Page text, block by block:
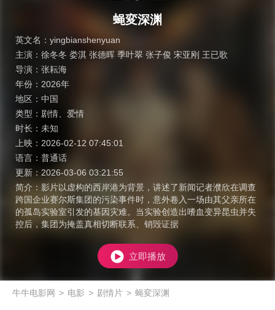
蝇変深渊
英文名： yingbianshenyuan
主演： 徐冬冬 娄淇 张德晖 季叶翠 张子俊 宋亚刚 王已歌
导演： 张耘海
年份： 2026年
地区： 中国
类型： 剧情
爱情
时长： 未知
上映： 2026-02-12 07:45:01
语言： 普通话
更新： 2026-03-06 03:21:55
简介： 影片以虚构的西岸港为背景，讲述了新闻记者濮欣在调查
跨国企业赛尔斯集团的污染事件时，意外卷入一场由其父亲所在
的孤岛实验室引发的基因灾难。当实验创造出嗜血变异昆虫并失
控后，集团为掩盖真相切断联系、销毁证据
立即播放
牛牛电影网 > 电影 > 剧情片 > 蝇変深渊